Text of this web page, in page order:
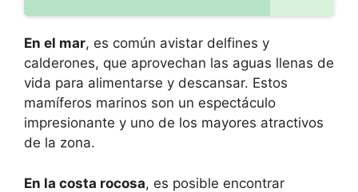
En el mar, es común avistar delfines y
calderones, que aprovechan las aguas llenas de
vida para alimentarse y descansar. Estos
mamíferos marinos son un espectáculo
impresionante y uno de los mayores atractivos
de la zona.
En la costa rocosa, es posible encontrar